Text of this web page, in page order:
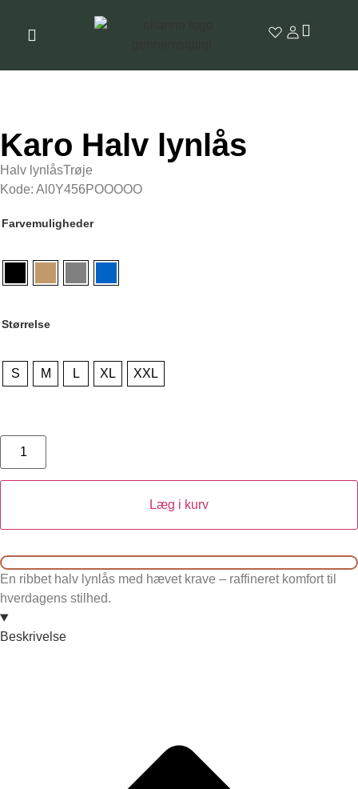
Karo Halv lynlås
Halv lynlåsTrøje
Kode: Al0Y456POOOOO
Farvemuligheder
Størrelse
S M L XL XXL
Læg i kurv
En ribbet halv lynlås med hævet krave – raffineret komfort til
hverdagens stilhed.
Beskrivelse